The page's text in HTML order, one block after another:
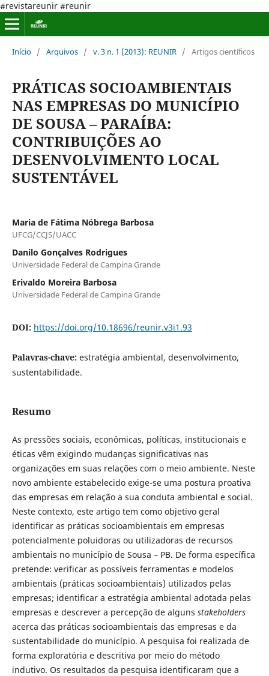
#revistareunir #reunir
Início / Arquivos / v. 3 n. 1 (2013): REUNIR / Artigos científicos
PRÁTICAS SOCIOAMBIENTAIS
NAS EMPRESAS DO MUNICÍPIO
DE SOUSA – PARAÍBA:
CONTRIBUIÇÕES AO
DESENVOLVIMENTO LOCAL
SUSTENTÁVEL
Maria de Fátima Nóbrega Barbosa
UFCG/CCJS/UACC
Danilo Gonçalves Rodrigues
Universidade Federal de Campina Grande
Erivaldo Moreira Barbosa
Universidade Federal de Campina Grande
DOI: https://doi.org/10.18696/reunir.v3i1.93
Palavras-chave: estratégia ambiental, desenvolvimento,
sustentabilidade.
Resumo
As pressões sociais, econômicas, políticas, institucionais e
éticas vêm exigindo mudanças significativas nas
organizações em suas relações com o meio ambiente. Neste
novo ambiente estabelecido exige-se uma postura proativa
das empresas em relação a sua conduta ambiental e social.
Neste contexto, este artigo tem como objetivo geral
identificar as práticas socioambientais em empresas
potencialmente poluidoras ou utilizadoras de recursos
ambientais no município de Sousa – PB. De forma específica
pretende: verificar as possíveis ferramentas e modelos
ambientais (práticas socioambientais) utilizados pelas
empresas; identificar a estratégia ambiental adotada pelas
empresas e descrever a percepção de alguns stakeholders
acerca das práticas socioambientais das empresas e da
sustentabilidade do município. A pesquisa foi realizada de
forma exploratória e descritiva por meio do método
indutivo. Os resultados da pesquisa identificaram que a